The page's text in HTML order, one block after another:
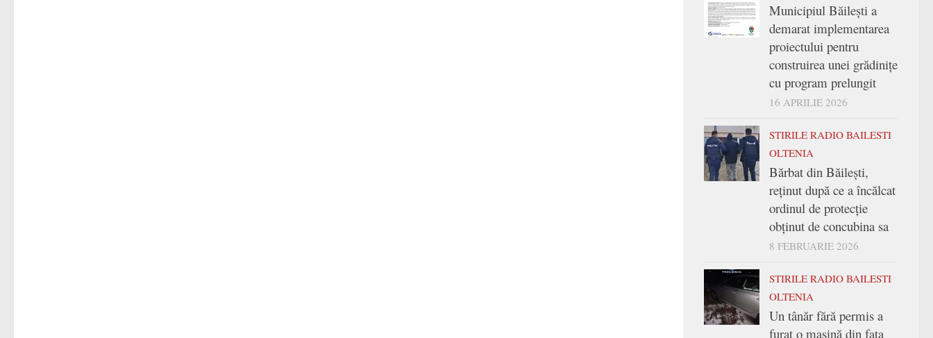
Municipiul Băilești a
demarat implementarea
proiectului pentru
construirea unei grădinițe
cu program prelungit
16 APRILIE 2026
STIRILE RADIO BAILESTI
OLTENIA
Bărbat din Băilești,
reținut după ce a încălcat
ordinul de protecție
obținut de concubina sa
8 FEBRUARIE 2026
STIRILE RADIO BAILESTI
OLTENIA
Un tânăr fără permis a
furat o mașină din fața